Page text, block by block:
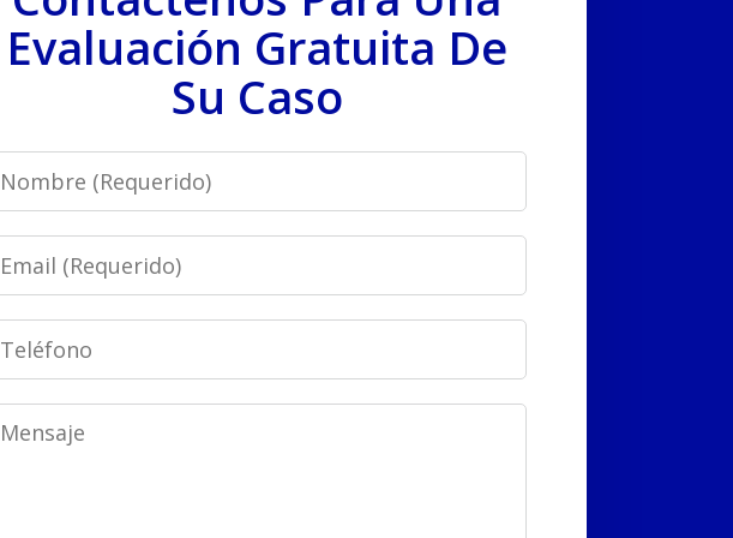
Evaluación Gratuita De
Su Caso
Name
Email
Phone
Message